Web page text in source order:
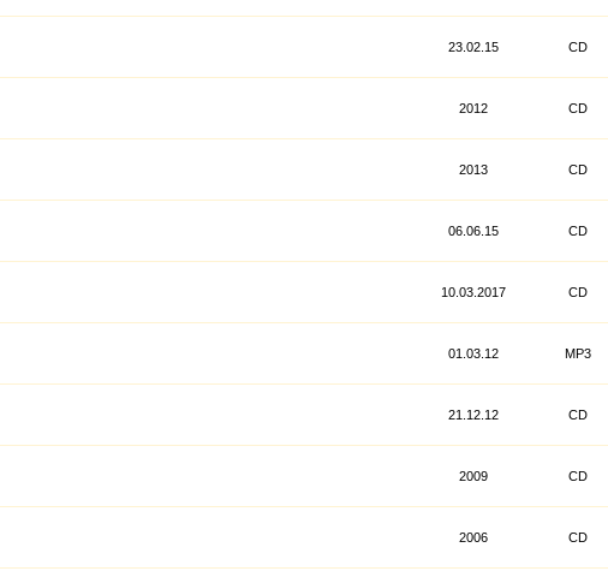
23.02.15 CD
2012 CD
2013 CD
06.06.15 CD
10.03.2017 CD
01.03.12 MP3
21.12.12 CD
2009 CD
2006 CD